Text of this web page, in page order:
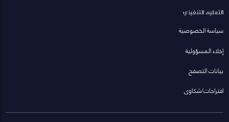
التعليم التنفيذي
سياسة الخصوصية
إخلاء المسؤولية
بيانات التصفح
اقتراحات/شكاوى